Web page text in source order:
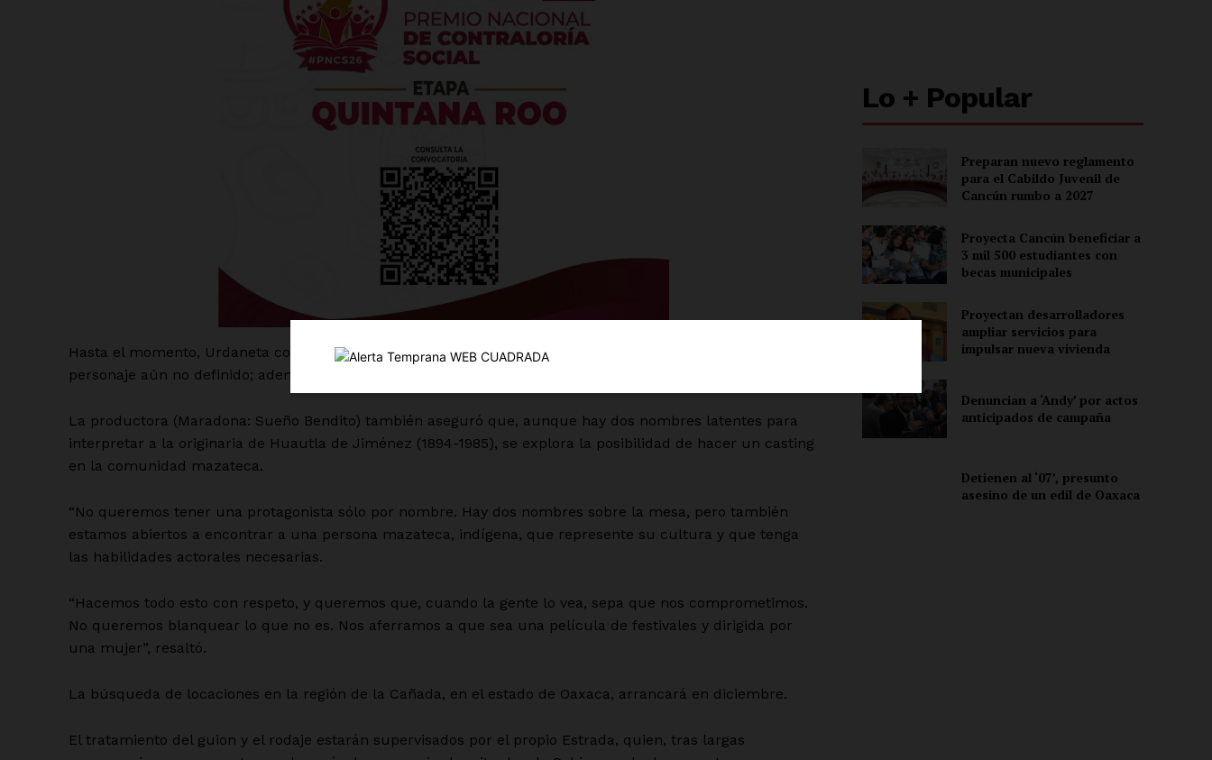
Luces
Del Siglo
Empresa
Políticas del Sitio
Información Propietaria / Financiación
Mi cuenta
Hasta el momento, Urdaneta confirmó que ha tenido pláticas con Adriana Barraza para interpretar un
personaje aún no definido; además, hay tres directoras latinas en la contienda, dos de ellas mexicanas.
La productora (Maradona: Sueño Bendito) también aseguró que, aunque hay dos nombres latentes para
interpretar a la originaria de Huautla de Jiménez (1894-1985), se explora la posibilidad de hacer un casting
en la comunidad mazateca.
“No queremos tener una protagonista sólo por nombre. Hay dos nombres sobre la mesa, pero también
estamos abiertos a encontrar a una persona mazateca, indígena, que represente su cultura y que tenga
las habilidades actorales necesarias.
“Hacemos todo esto con respeto, y queremos que, cuando la gente lo vea, sepa que nos comprometimos.
No queremos blanquear lo que no es. Nos aferramos a que sea una película de festivales y dirigida por
una mujer”, resaltó.
La búsqueda de locaciones en la región de la Cañada, en el estado de Oaxaca, arrancará en diciembre.
El tratamiento del guion y el rodaje estarán supervisados por el propio Estrada, quien, tras largas
Lo + Popular
Preparan nuevo reglamento
para el Cabildo Juvenil de
Cancún rumbo a 2027
Proyecta Cancún beneficiar a
3 mil 500 estudiantes con
becas municipales
Proyectan desarrolladores
ampliar servicios para
impulsar nueva vivienda
Denuncian a ‘Andy’ por actos
anticipados de campaña
Detienen al ‘07’, presunto
asesino de un edil de Oaxaca